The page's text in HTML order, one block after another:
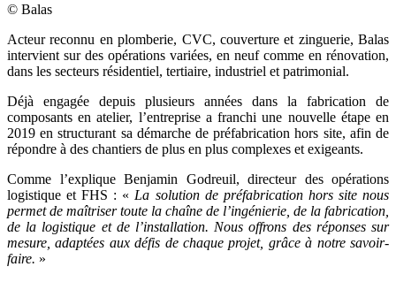
© Balas
Acteur reconnu en plomberie, CVC, couverture et zinguerie, Balas
intervient sur des opérations variées, en neuf comme en rénovation,
dans les secteurs résidentiel, tertiaire, industriel et patrimonial.
Déjà engagée depuis plusieurs années dans la fabrication de
composants en atelier, l’entreprise a franchi une nouvelle étape en
2019 en structurant sa démarche de préfabrication hors site, afin de
répondre à des chantiers de plus en plus complexes et exigeants.
Comme l’explique Benjamin Godreuil, directeur des opérations
logistique et FHS : « La solution de préfabrication hors site nous
permet de maîtriser toute la chaîne de l’ingénierie, de la fabrication,
de la logistique et de l’installation. Nous offrons des réponses sur
mesure, adaptées aux défis de chaque projet, grâce à notre savoir-
faire. »